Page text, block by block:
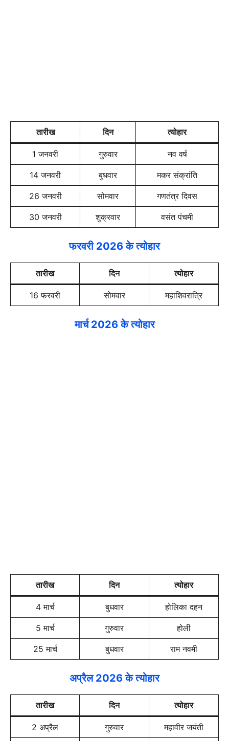
तारीख दिन त्योहार
1 जनवरी गुरुवार नव वर्ष
14 जनवरी बुधवार मकर संक्रांति
26 जनवरी सोमवार गणतंत्र दिवस
30 जनवरी शुक्रवार वसंत पंचमी
फरवरी 2026 के त्योहार
तारीख दिन त्योहार
16 फरवरी सोमवार महाशिवरात्रि
मार्च 2026 के त्योहार
तारीख दिन त्योहार
4 मार्च बुधवार होलिका दहन
5 मार्च गुरुवार होली
25 मार्च बुधवार राम नवमी
अप्रैल 2026 के त्योहार
तारीख दिन त्योहार
2 अप्रैल गुरुवार महावीर जयंती